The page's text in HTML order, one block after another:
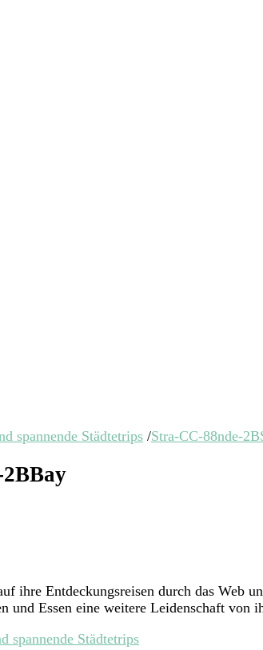
spannende Städtetrips /Stra-CC-88nde-
ihre Entdeckungsreisen durch das Web
und Essen eine weitere Leidenschaft von
spannende Städtetrips